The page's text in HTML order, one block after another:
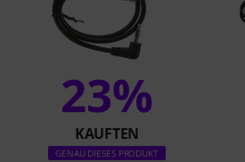
23%
KAUFTEN
GENAU DIESES PRODUKT